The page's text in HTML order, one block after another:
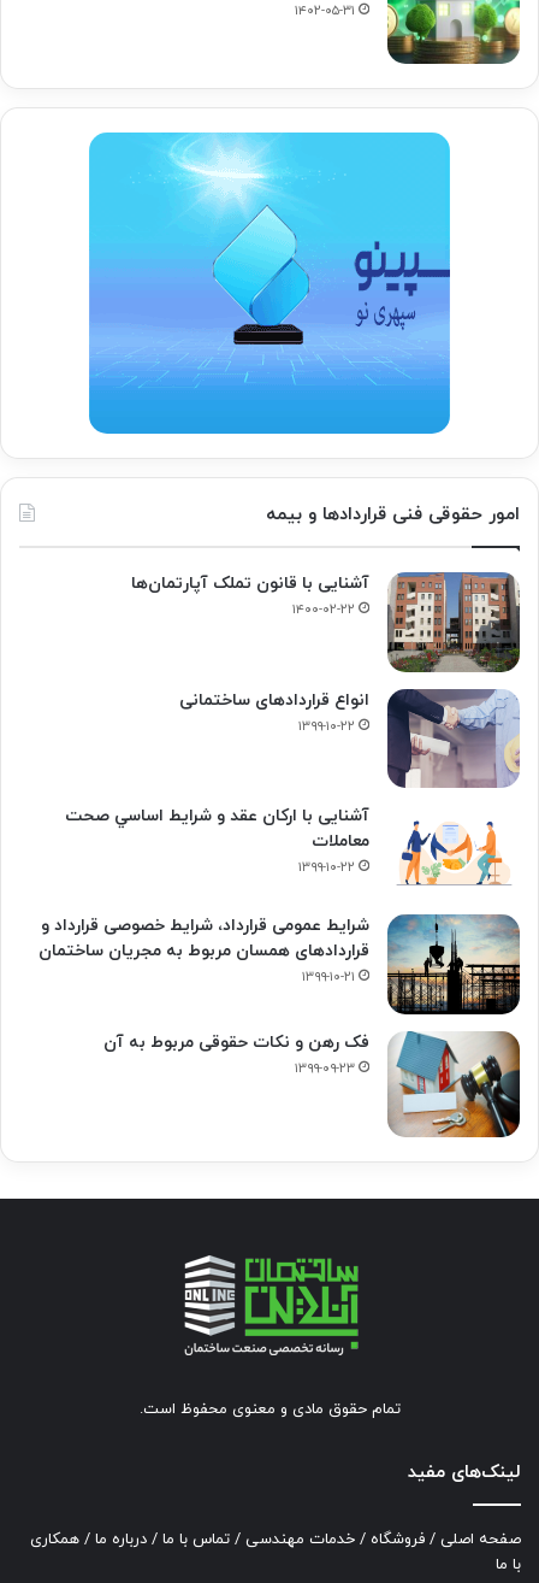
۱۴۰۲-۰۵-۳۱
امور حقوقی فنی قراردادها و بیمه
آشنایی با قانون تملک آپارتمان‌ها
۱۴۰۰-۰۲-۲۲
انواع قراردادهای ساختمانی
۱۳۹۹-۱۰-۲۲
آشنایی با ارکان عقد و شرايط اساسي صحت
معاملات
۱۳۹۹-۱۰-۲۲
شرایط عمومی قرارداد، شرایط خصوصی قرارداد و
قراردادهای همسان مربوط به مجریان ساختمان
۱۳۹۹-۱۰-۲۱
فک‌ رهن و نکات حقوقی مربوط به آن
۱۳۹۹-۰۹-۲۳
تمام حقوق مادی و معنوی محفوظ است.
لینک‌های مفید
صفحه اصلی / فروشگاه / خدمات مهندسی / تماس با ما / درباره ما / همکاری
با ما